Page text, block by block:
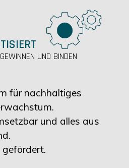
UND BINDEN
für nachhaltiges
und alles aus